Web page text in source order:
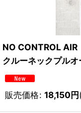
NO CONTROL
クルーネックプル
販売価格: 18,150円